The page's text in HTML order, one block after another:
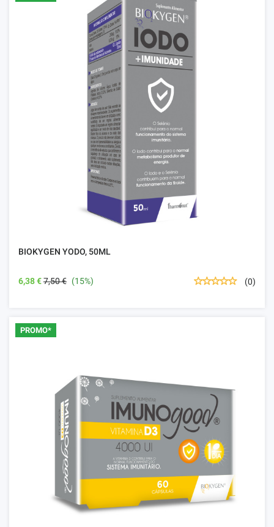
BIOKYGEN YODO, 50ML
6,38 €7,50 € (15%) (0)
PROMO*